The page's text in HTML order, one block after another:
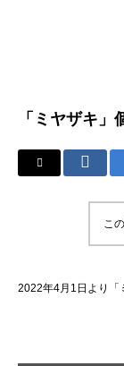
「ミヤザキ」
こ
2022年4月1日より「